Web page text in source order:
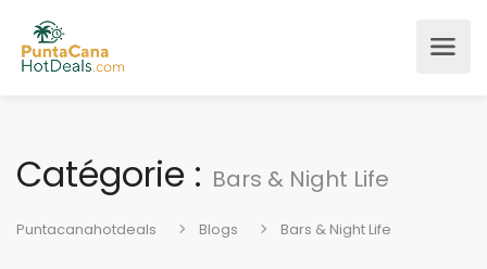
Catégorie : Bars & Night Life
Puntacanahotdeals Blogs Bars & Night Life